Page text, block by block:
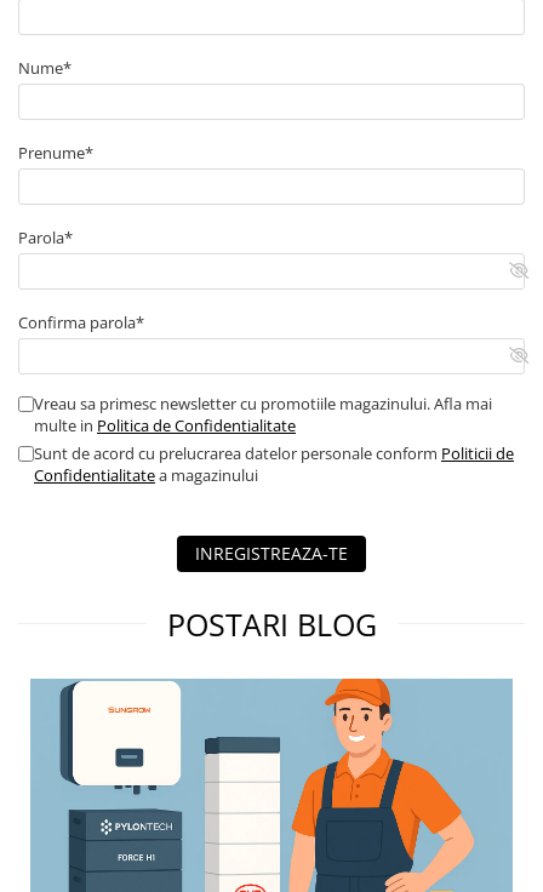
sigurantelor catre un sistem de monitorizare este necesara
Care sunt conditiile de montaj importante?
deconectarea cablurilor pozitive ale bateriei. Conexiunile M8
trebuie realizate cu papuci sertizati corect si stranse la 14 Nm
pentru versiunea M8. Respecta polaritatea cablului RJ10,
Nume*
Prenume*
Parola*
Confirma parola*
Vreau sa primesc newsletter cu promotiile magazinului. Afla mai
multe in Politica de Confidentialitate
Sunt de acord cu prelucrarea datelor personale conform Politicii de
Confidentialitatea magazinului
INREGISTREAZA-TE
POSTARI BLOG